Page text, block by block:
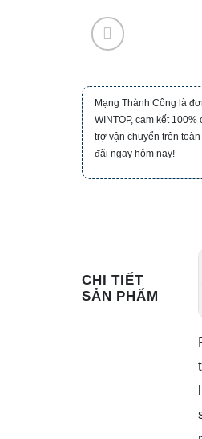
Mạng Thành Công là
WINTOP, cam kết
trợ vận chuyển trên
đãi ngay hôm nay!
CHI TIẾT
SẢN PHẨM